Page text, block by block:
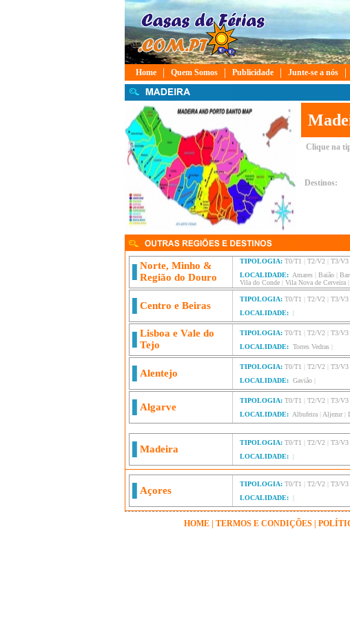
Home
| Quem Somos | Publicidade | Junte-se a nós |
Clique na
Destinos:
Norte, Minho &
Região do Douro
TIPOLOGIA: T0/T1 T2/V2 T3/V3
LOCALIDADE: Amares Baião
Vila do Conde
Vila Nova de Cerveira
Centro e Beiras
TIPOLOGIA: T0/T1 T2/V2 T3/V3
LOCALIDADE:
Lisboa e Vale do
Tejo
TIPOLOGIA: T0/T1 T2/V2 T3/V3
LOCALIDADE: Torres Vedras
Alentejo
TIPOLOGIA: T0/T1 T2/V2 T3/V3
LOCALIDADE: Gavião
Algarve
TIPOLOGIA: T0/T1 T2/V2 T3/V3
LOCALIDADE: Albufeira Aljezur|
Madeira
TIPOLOGIA: T0/T1 T2/V2 T3/V3
LOCALIDADE:
Açores
TIPOLOGIA: T0/T1 T2/V2 T3/V3
LOCALIDADE:
HOME| TERMOS E CONDIÇÕES|